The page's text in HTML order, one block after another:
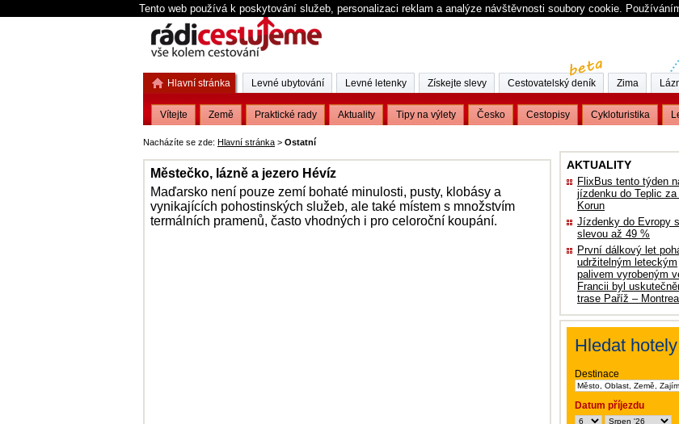
Tento web používá k poskytování služeb, personalizaci reklam a analýze návštěvnosti soubory cookie.
Nacházíte se zde: Hlavní stránka > Ostatní
Městečko, lázně a jezero Hévíz
Maďarsko není pouze zemí bohaté minulosti, pusty, klobásy a
vynikajících pohostinských služeb, ale také místem s množstvím
termálních pramenů, často vhodných i pro celoroční koupání.
AKTUALITY
FlixBus tento týden
jízdenku do Teplic za
Korun
Jízdenky do Evropy
slevou až 49 %
První dálkový let
udržitelným leteckým
palivem vyrobeným
Francii byl
trase Paříž – Montreal
Hledat hotely
Destinace
Datum příjezdu
Hlavní stránka
Vítejte Země Praktické rady Aktuality Tipy na výlety Česko Cestopisy Cykloturistika
Levné ubytování Levné letenky Získejte slevy Cestovatelský deník Zima